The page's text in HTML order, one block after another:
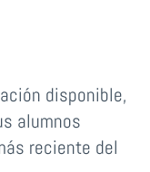
disponible,
alumnos
reciente del